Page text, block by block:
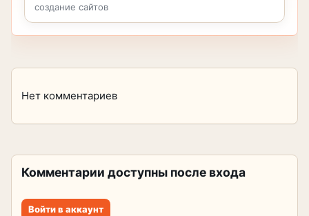
создание сайтов
Нет комментариев
Комментарии доступны после входа
Войти в аккаунт